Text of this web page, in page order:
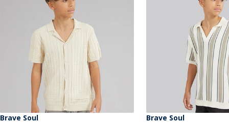
Brave Soul
Brave Soul